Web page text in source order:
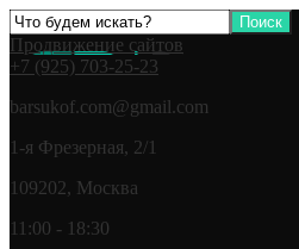
Продвижение сайтов
+7 (925) 703-25-23
barsukof.com@gmail.com
1-я Фрезерная, 2/1
109202, Москва
11:00 - 18:30